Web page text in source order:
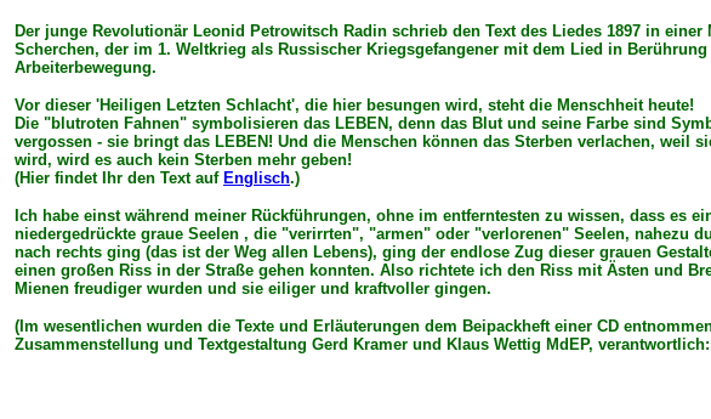
Der junge Revolutionär Leonid Petrowitsch Radin schrieb den Text des Liedes 1897 in
Scherchen, der im 1. Weltkrieg als Russischer Kriegsgefangener mit dem Lied in
Arbeiterbewegung.
Vor dieser 'Heiligen Letzten Schlacht', die hier besungen wird, steht die Menschheit heute!
Die "blutroten Fahnen" symbolisieren das LEBEN, denn das Blut und seine Farbe sind
vergossen - sie bringt das LEBEN! Und die Menschen können das Sterben verlachen, weil
wird, wird es auch kein Sterben mehr geben!
(Hier findet Ihr den Text auf Englisch.)
Ich habe einst während meiner Rückführungen, ohne im entferntesten zu wissen, dass es
niedergedrückte graue Seelen , die "verirrten", "armen" oder "verlorenen" Seelen, nahezu
nach rechts ging (das ist der Weg allen Lebens), ging der endlose Zug dieser grauen
einen großen Riss in der Straße gehen konnten. Also richtete ich den Riss mit Ästen und
Mienen freudiger wurden und sie eiliger und kraftvoller gingen.
(Im wesentlichen wurden die Texte und Erläuterungen dem Beipackheft einer CD
Zusammenstellung und Textgestaltung Gerd Kramer und Klaus Wettig MdEP,